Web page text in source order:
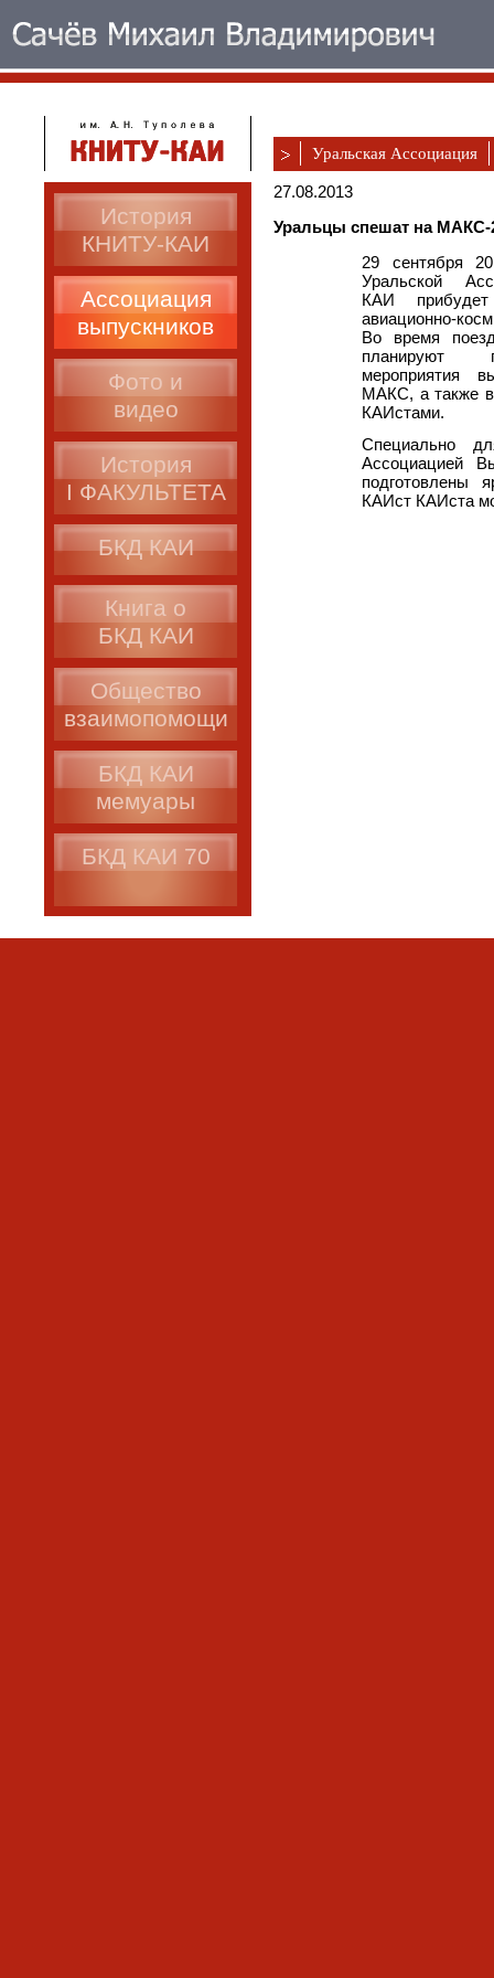
Уральская Ассоциация
История
КНИТУ-КАИ
Ассоциация
выпускников
Фото и
видео
История
I ФАКУЛЬТЕТА
БКД КАИ
Книга о
БКД КАИ
Общество
взаимопомощи
БКД КАИ
мемуары
БКД КАИ 70
27.08.2013
Уральцы спешат на МАКС-
29 сентября
Уральской
КАИ
авиационно-
Во время
планируют
мероприятия
МАКС, а также
КАИстами.
Специально
Ассоциацией
подготовлены
КАИст КАИста